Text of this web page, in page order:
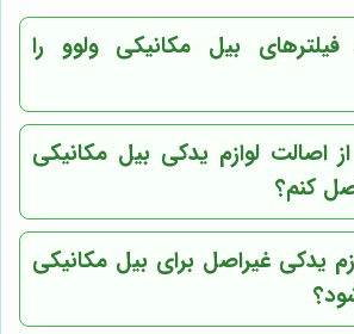
بیل مکانیکی ولوو را
اصالت لوازم یدکی بیل مکانیکی
کنم؟
یدکی غیراصل برای بیل مکانیکی